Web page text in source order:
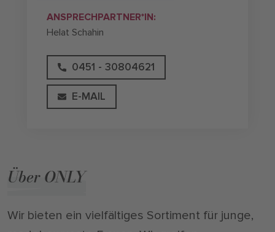
ANSPRECHPARTNER*IN:
Helat Schahin
0451 - 30804621
E-MAIL
Über ONLY
Wir bieten ein vielfältiges Sortiment für junge,